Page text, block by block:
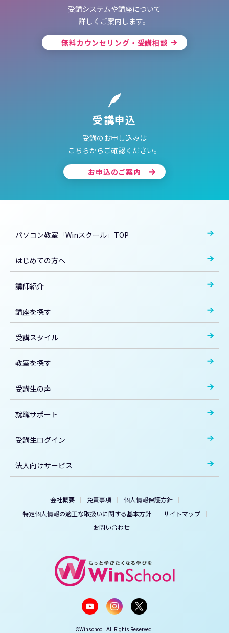
受講システムや講座について
詳しくご案内します。
無料カウンセリング・受講相談
受講申込
受講のお申し込みは
こちらからご確認ください。
お申込のご案内
パソコン教室「Winスクール」TOP
はじめての方へ
講師紹介
講座を探す
受講スタイル
教室を探す
受講生の声
就職サポート
受講生ログイン
法人向けサービス
会社概要 免責事項
個人情報保護方針
特定個人情報の適正な取扱いに関する基本方針
サイトマップ
お問い合わせ
©Winschool. All Rights Reserved.